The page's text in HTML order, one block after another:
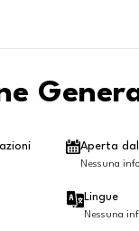
Aperta dal
Nessuna
Lingue
Nessuna